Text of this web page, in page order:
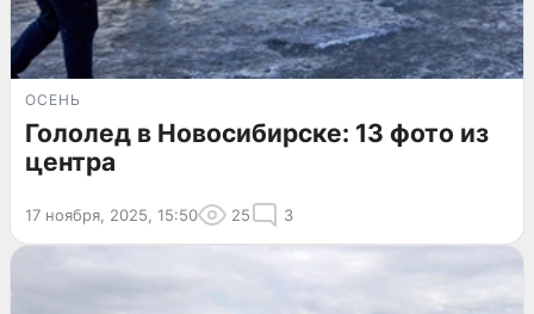
ОСЕНЬ
Гололед в Новосибирске: 13 фото из
центра
17 ноября, 2025, 15:50 25 3